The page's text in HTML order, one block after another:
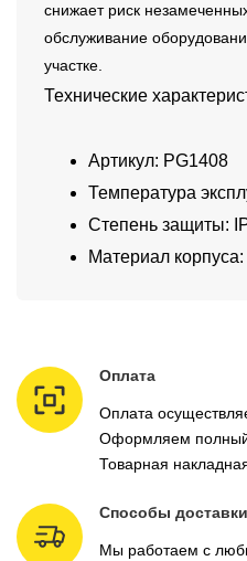
снижает риск
обслуживание
участке.
Технические
Артикул: PG1408
Температура
Степень защиты:
Материал
Оплата
Оплата
Оформляем полный
Товарная
Способы доставки
Мы работаем с